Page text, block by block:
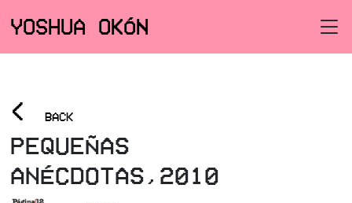
YOSHUA OKÓN
< BACK
PEQUEÑAS
ANÉCDOTAS,2010